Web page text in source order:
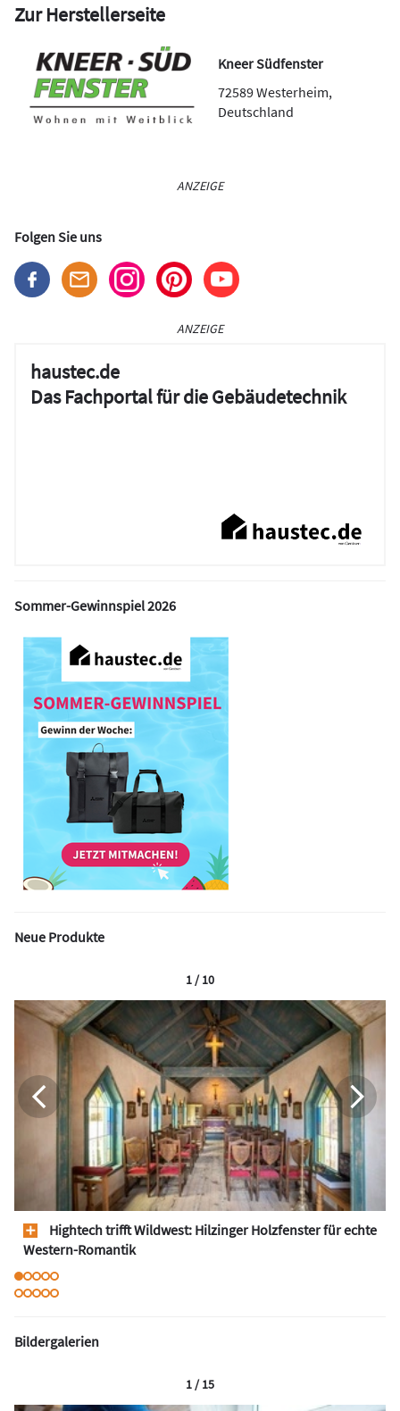
Zur Herstellerseite
Kneer Südfenster
72589Westerheim,
Deutschland
ANZEIGE
Folgen Sie uns
ANZEIGE
haustec.de
Das Fachportal für die Gebäudetechnik
Sommer-Gewinnspiel 2026
Neue Produkte
Hightech trifft Wildwest: Hilzinger Holzfenster für echte
Western-Romantik
1 / 10
Bildergalerien
1 / 15